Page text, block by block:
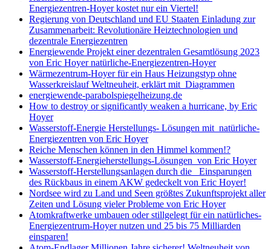
Energiezentren-Hoyer kostet nur ein Viertel!
Regierung von Deutschland und EU Staaten Einladung zur
Zusammenarbeit: Revolutionäre Heiztechnologien und
dezentrale Energiezentren
Energiewende Projekt einer dezentralen Gesamtlösung 2023
von Eric Hoyer natürliche-Energiezentren-Hoyer
Wärmezentrum-Hoyer für ein Haus Heizungstyp ohne
Wasserkreislauf Weltneuheit, erklärt mit Diagrammen
energiewende-parabolspiegelheizung.de
How to destroy or significantly weaken a hurricane, by Eric
Hoyer
Wasserstoff-Energie Herstellungs- Lösungen mit natürliche-
Energiezentren von Eric Hoyer
Reiche Menschen können in den Himmel kommen!?
Wasserstoff-Energieherstellungs-Lösungen von Eric Hoyer
Wasserstoff-Herstellungsanlagen durch die Einsparungen
des Rückbaus in einem AKW gedeckelt von Eric Hoyer!
Nordsee wird zu Land und Seen größtes Zukunftsprojekt aller
Zeiten und Lösung vieler Probleme von Eric Hoyer
Atomkraftwerke umbauen oder stillgelegt für ein natürliches-
Energiezentrum-Hoyer nutzen und 25 bis 75 Milliarden
einsparen!